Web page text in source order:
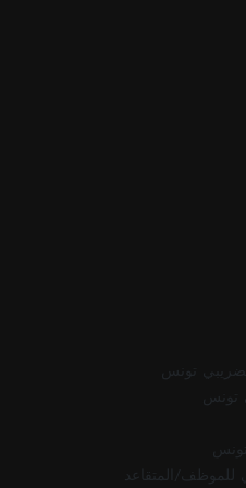
تونس
تونس
المتقاعد